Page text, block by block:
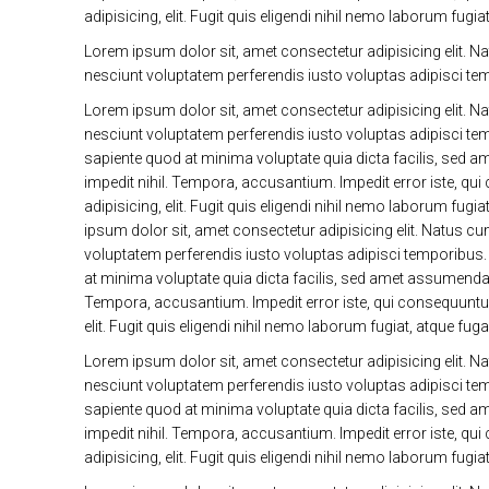
adipisicing, elit. Fugit quis eligendi nihil nemo laborum
Lorem ipsum dolor sit, amet consectetur adipisicing elit.
nesciunt voluptatem perferendis iusto voluptas adipisci
Lorem ipsum dolor sit, amet consectetur adipisicing elit.
nesciunt voluptatem perferendis iusto voluptas adipisci
sapiente quod at minima voluptate quia dicta facilis, sed
impedit nihil. Tempora, accusantium. Impedit error iste,
adipisicing, elit. Fugit quis eligendi nihil nemo laborum
ipsum dolor sit, amet consectetur adipisicing elit. Natus
voluptatem perferendis iusto voluptas adipisci
at minima voluptate quia dicta facilis, sed amet
Tempora, accusantium. Impedit error iste, qui
elit. Fugit quis eligendi nihil nemo laborum fugiat, atque
Lorem ipsum dolor sit, amet consectetur adipisicing elit.
nesciunt voluptatem perferendis iusto voluptas adipisci
sapiente quod at minima voluptate quia dicta facilis, sed
impedit nihil. Tempora, accusantium. Impedit error iste,
adipisicing, elit. Fugit quis eligendi nihil nemo laborum